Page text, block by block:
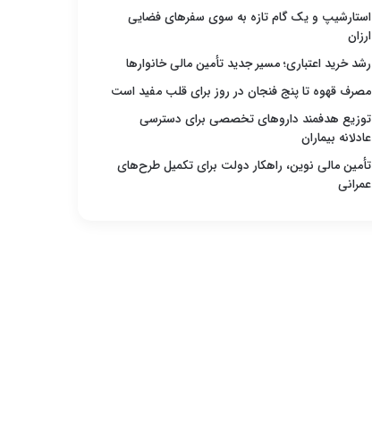
استارشیپ و یک گام تازه به سوی سفرهای فضایی
ارزان
رشد خرید اعتباری؛ مسیر جدید تأمین مالی خانوارها
مصرف قهوه تا پنج فنجان در روز برای قلب مفید است
توزیع هدفمند داروهای تخصصی برای دسترسی
عادلانه بیماران
تأمین مالی نوین، راهکار دولت برای تکمیل طرح‌های
عمرانی